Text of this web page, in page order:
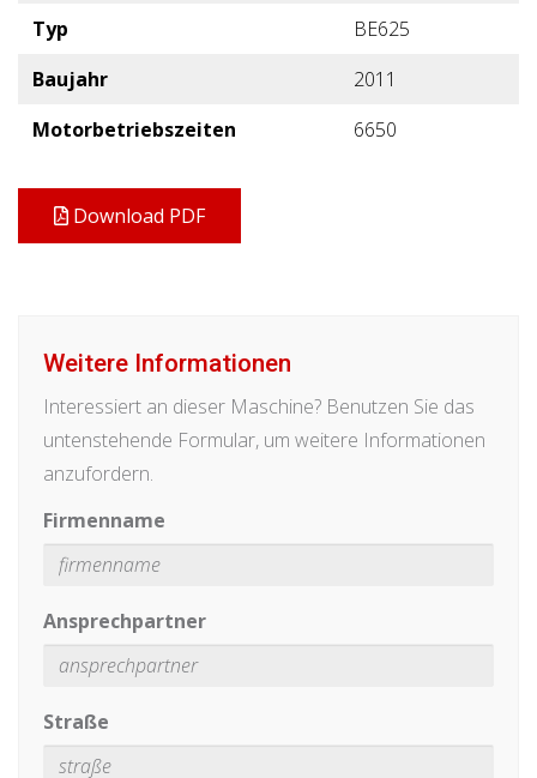
Typ
BE625
Baujahr
2011
Motorbetriebszeiten
6650
Download PDF
Weitere Informationen
Interessiert an dieser Maschine? Benutzen Sie das
untenstehende Formular, um weitere Informationen
anzufordern.
Firmenname
Ansprechpartner
Straße